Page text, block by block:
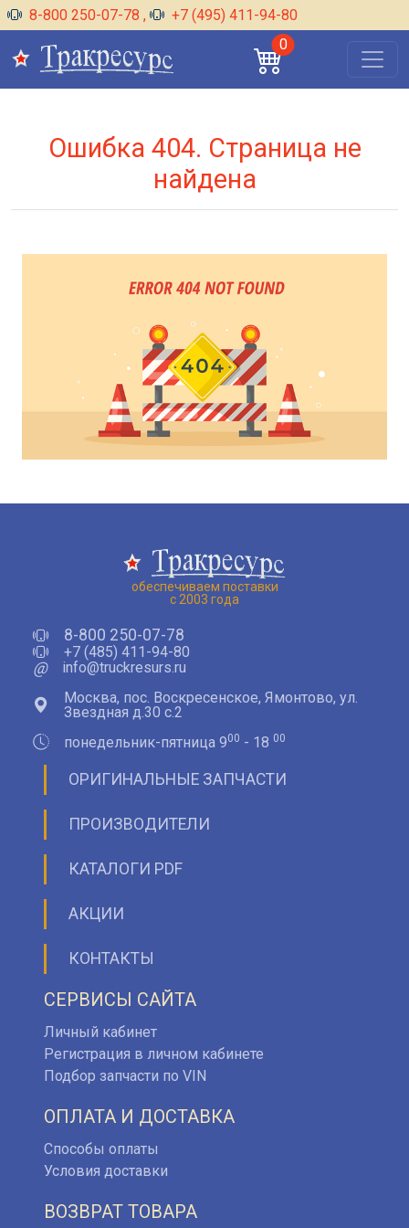
8-800 250-07-78 ,
+7 (495) 411-94-80
0
Ошибка 404. Страница не
найдена
обеспечиваем поставки
с 2003 года
8-800 250-07-78
+7 (485) 411-94-80
@
info@truckresurs.ru
Москва, пос. Воскресенское, Ямонтово, ул.
Звездная д.30 с.2
понедельник-пятница 900 - 18 00
ОРИГИНАЛЬНЫЕ ЗАПЧАСТИ
ПРОИЗВОДИТЕЛИ
КАТАЛОГИ PDF
АКЦИИ
КОНТАКТЫ
СЕРВИСЫ САЙТА
Личный кабинет
Регистрация в личном кабинете
Подбор запчасти по VIN
ОПЛАТА И ДОСТАВКА
Способы оплаты
Условия доставки
ВОЗВРАТ ТОВАРА